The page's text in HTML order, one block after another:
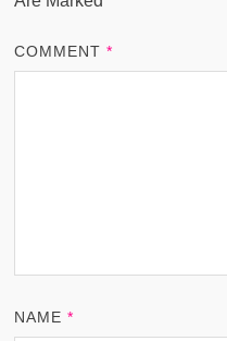
COMMENT*
NAME*